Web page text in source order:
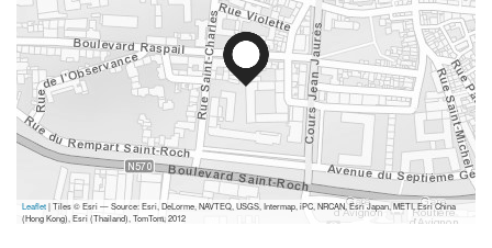
Leaflet| Tiles © Esri — Source: Esri, DeLorme, NAVTEQ, USGS, Intermap, iPC, NRCAN, Esri Japan, METI, Esri China
(Hong Kong), Esri (Thailand), TomTom, 2012